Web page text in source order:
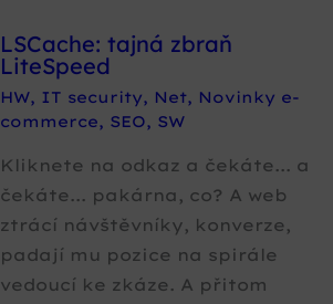
LSCache: tajná zbraň
LiteSpeed
HW, IT security, Net, Novinky e-
commerce, SEO, SW
Kliknete na odkaz a čekáte... a
čekáte... pakárna, co? A web
ztrácí návštěvníky, konverze,
padají mu pozice na spirále
vedoucí ke zkáze. A přitom